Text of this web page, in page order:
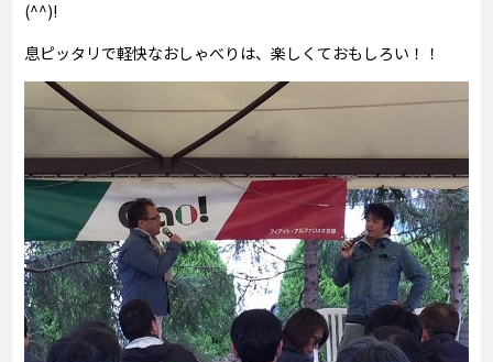
(^^)!
息ピッタリで軽快なおしゃべりは、楽しくておもしろい！！